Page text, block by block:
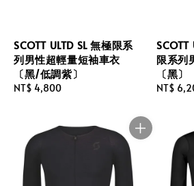
SCOTT ULTD SL 無極限系
列男性超輕量短袖車衣
〔黑/低調紫〕
Regular
NT$ 4,800
SCOTT
限系列
〔黑〕
Regular
NT$